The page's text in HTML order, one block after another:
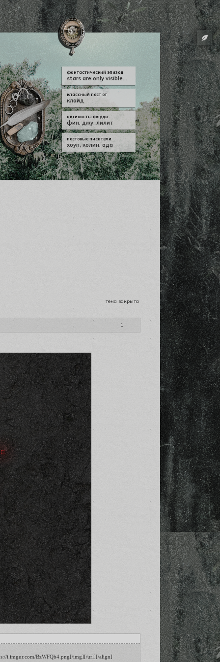
фантастический эпизод
stars are only visible...
классный пост от
клайд
активисты флуда
фин, джу, лилит
постовые писатели
хоуп, колин, ада
тема закрыта
1
i.imgur.com/BzWFQb4.png[/img][/url][/align]